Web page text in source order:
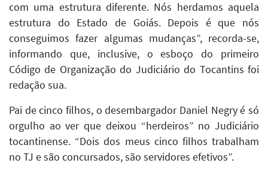
com uma estrutura diferente. Nós herdamos aquela
estrutura do Estado de Goiás. Depois é que nós
conseguimos fazer algumas mudanças”, recorda-se,
informando que, inclusive, o esboço do primeiro
Código de Organização do Judiciário do Tocantins foi
redação sua.
Pai de cinco filhos, o desembargador Daniel Negry é só
orgulho ao ver que deixou “herdeiros” no Judiciário
tocantinense. “Dois dos meus cinco filhos trabalham
no TJ e são concursados, são servidores efetivos”.